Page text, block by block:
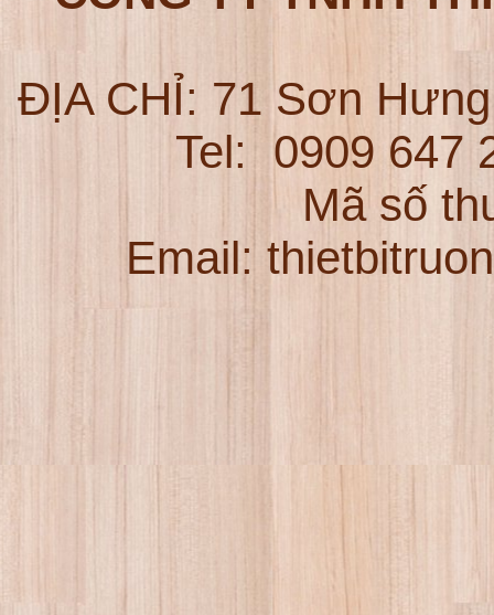
ĐỊA CHỈ: 71 Sơn
Tel: 0909
Mã số
Email: